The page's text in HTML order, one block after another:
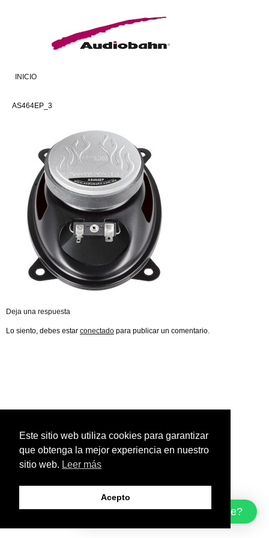
INICIO
AS464EP_3
Deja una respuesta
Lo siento, debes estar conectado para publicar un comentario.
¿Cómo podemos ayudarte?
Este sitio web utiliza cookies para garantizar
que obtenga la mejor experiencia en nuestro
sitio web. Leer más
Acepto